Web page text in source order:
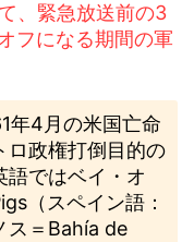
、緊急放送前の3
フになる期間の軍
年4月の米国亡命
ロ政権打倒目的の
語ではベイ・オ
（スペイン語：
ス＝Bahía de